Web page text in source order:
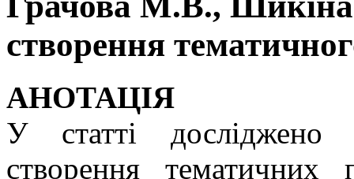
створення
АНОТАЦІЯ
У статті досліджено
створення тематичних